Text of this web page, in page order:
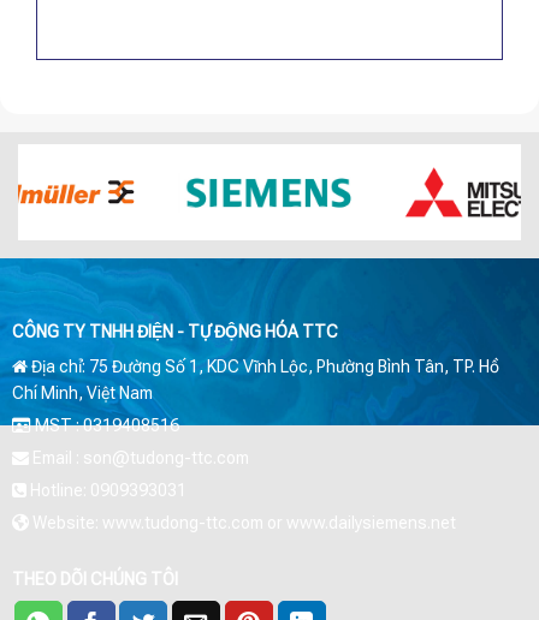
CÔNG TY TNHH ĐIỆN - TỰ ĐỘNG HÓA TTC
Địa chỉ: 75 Đường Số 1, KDC Vĩnh Lộc, Phường Bình Tân, TP. Hồ
Chí Minh, Việt Nam
MST : 0319408516
Email : son@tudong-ttc.com
Hotline: 0909393031
Website: www.tudong-ttc.com or www.dailysiemens.net
THEO DÕI CHÚNG TÔI